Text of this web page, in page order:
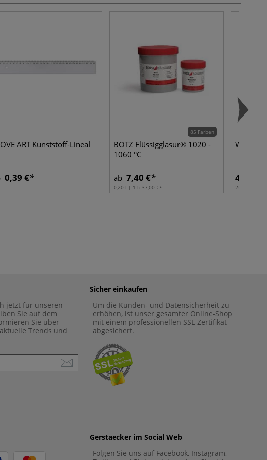
ART Kunststoff-Lineal
0,39 €
85 Farben
BOTZ Flüssigglasur® 1020 -
1060 °C
ab 7,40 €
0,20 l | 1 l: 37,00 €
White
44,32 €
25 kg | 1 kg:
jetzt für unseren
Sie auf dem
Sie über
Trends und
Sicher einkaufen
Um die Kunden- und Datensicherheit zu
erhöhen, ist unser gesamter Online-Shop
mit einem professionellen SSL-Zertifikat
abgesichert.
Gerstaecker im Social Web
Folgen Sie uns auf Facebook, Instagram,